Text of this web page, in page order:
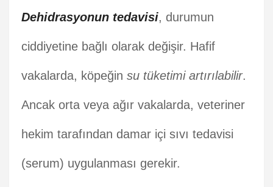
Dehidrasyonun tedavisi, durumun
ciddiyetine bağlı olarak değişir. Hafif
vakalarda, köpeğin su tüketimi artırılabilir.
Ancak orta veya ağır vakalarda, veteriner
hekim tarafından damar içi sıvı tedavisi
(serum) uygulanması gerekir.